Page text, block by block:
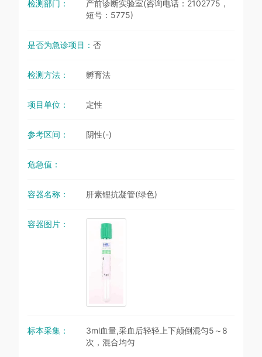
检测部门：
产前诊断实验室(咨询电话：2102775，
短号：5775)
是否为急诊项目： 否
检测方法： 孵育法
项目单位： 定性
参考区间： 阴性(-)
危急值：
容器名称： 肝素锂抗凝管(绿色)
容器图片：
标本采集：
3ml血量,采血后轻轻上下颠倒混匀5～8
次，混合均匀